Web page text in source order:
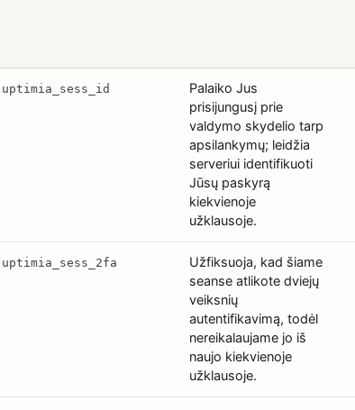
uptimia_sess_id
Palaiko Jus
prisijungusį prie
valdymo skydelio tarp
apsilankymų; leidžia
serveriui identifikuoti
Jūsų paskyrą
kiekvienoje
užklausoje.
uptimia_sess_2fa
Užfiksuoja, kad šiame
seanse atlikote dviejų
veiksnių
autentifikavimą, todėl
nereikalaujame jo iš
naujo kiekvienoje
užklausoje.